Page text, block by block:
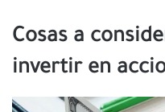
Cosas a
invertir en